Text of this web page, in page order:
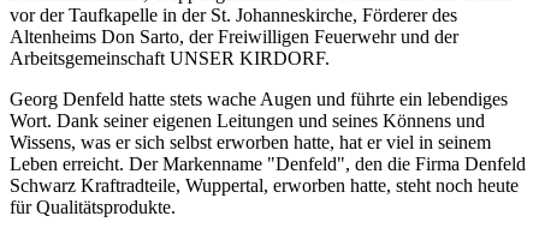
vor der Taufkapelle in der St. Johanneskirche, Förderer des
Altenheims Don Sarto, der Freiwilligen Feuerwehr und der
Arbeitsgemeinschaft UNSER KIRDORF.
Georg Denfeld hatte stets wache Augen und führte ein lebendiges
Wort. Dank seiner eigenen Leitungen und seines Könnens und
Wissens, was er sich selbst erworben hatte, hat er viel in seinem
Leben erreicht. Der Markenname "Denfeld", den die Firma Denfeld
Schwarz Kraftradteile, Wuppertal, erworben hatte, steht noch heute
für Qualitätsprodukte.